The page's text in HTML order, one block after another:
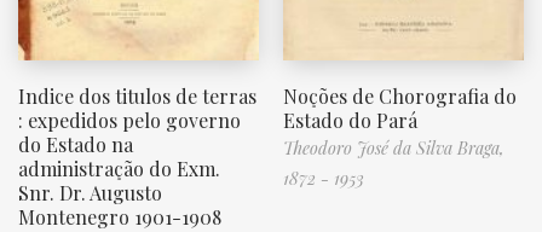
Indice dos titulos de terras
: expedidos pelo governo
do Estado na
administração do Exm.
Snr. Dr. Augusto
Montenegro 1901-1908
Noções de Chorografia do
Estado do Pará
Theodoro José da Silva Braga,
1872 - 1953